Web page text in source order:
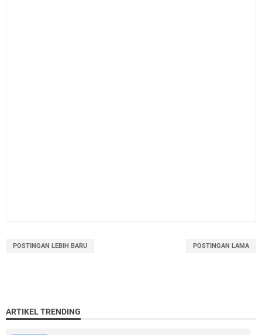
POSTINGAN LEBIH BARU POSTINGAN LAMA
ARTIKEL TRENDING